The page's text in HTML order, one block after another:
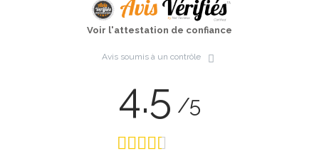
Voir l'attestation de confiance
Avis soumis à un contrôle
4.5 /5